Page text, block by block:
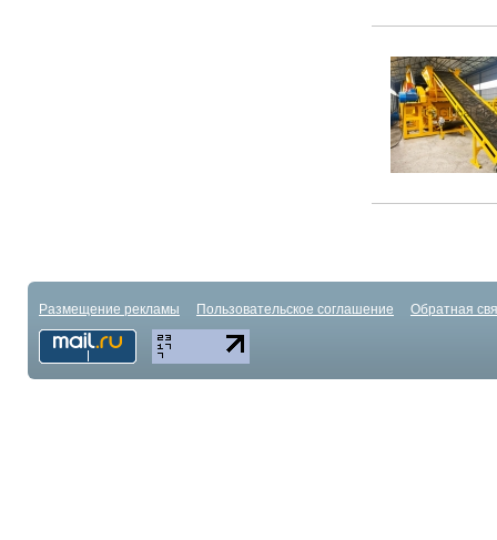
Размещение рекламы Пользовательское соглашение Обратная